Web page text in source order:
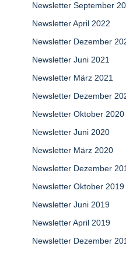
Newsletter September
Newsletter April 2022
Newsletter Dezember
Newsletter Juni 2021
Newsletter März 2021
Newsletter Dezember
Newsletter Oktober 2020
Newsletter Juni 2020
Newsletter März 2020
Newsletter Dezember
Newsletter Oktober 2019
Newsletter Juni 2019
Newsletter April 2019
Newsletter Dezember